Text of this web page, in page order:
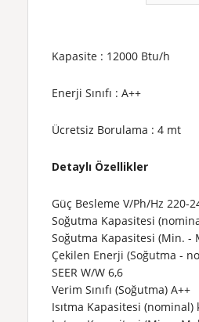
Kapasite : 12000 Btu/h
Enerji Sınıfı : A++
Ücretsiz Borulama : 4 mt
Detaylı Özellikler
Güç Besleme V/Ph/Hz 220-
Soğutma Kapasitesi
Soğutma Kapasitesi (Min. -
Çekilen Enerji (Soğutma -
SEER W/W 6,6
Verim Sınıfı (Soğutma) A++
Isıtma Kapasitesi (nominal)